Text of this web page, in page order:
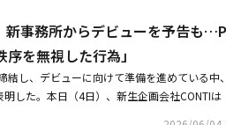
損害賠償請求訴訟は金銭的被害を争う手続
なり得ない。損害賠償請求訴訟が進行中であ
なというのは、常識的に理解しがたい主張だ
いるものが損害賠償なのか、それともユ・ジ
抱かざるを得ない」と伝えた。さらに、「ユ
契約はもちろんのこと、交渉さえ行わない
新事務所からデビューを予告も
を無視した行為」
し、デビューに向けて準備を進めている中
明した。本日（4日）、新生企画会社CONTIは